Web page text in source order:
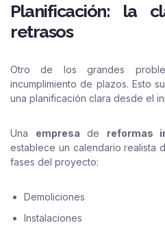
Planificación: la
retrasos
Otro de los grandes
incumplimiento de plazos. Esto
una planificación clara desde el
Una empresa de reformas
establece un calendario realista
fases del proyecto:
Demoliciones
Instalaciones